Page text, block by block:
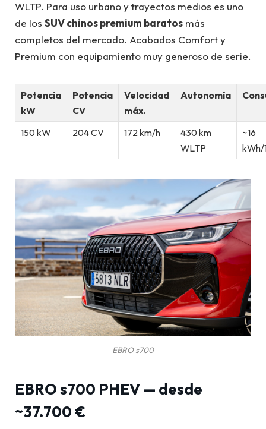
WLTP. Para uso urbano y trayectos medios es uno
de los SUV chinos premium baratos más
completos del mercado. Acabados Comfort y
Premium con equipamiento muy generoso de serie.
Potencia
kW
Potencia
CV
Velocidad
máx.
Autonomía
150 kW 204 CV 172 km/h
430 km
WLTP
~16
kWh/
EBRO s700
EBRO s700 PHEV — desde
~37.700 €